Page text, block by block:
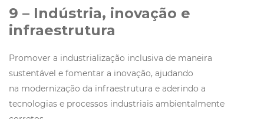
9 – Indústria, inovação e
infraestrutura
Promover a industrialização inclusiva de maneira
sustentável e fomentar a inovação, ajudando
na modernização da infraestrutura e aderindo a
tecnologias e processos industriais ambientalmente